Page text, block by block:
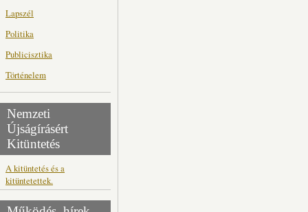
Lapszél
Politika
Publicisztika
Történelem
Nemzeti
Újságírásért
Kitüntetés
A kitüntetés és a
kitüntetettek.